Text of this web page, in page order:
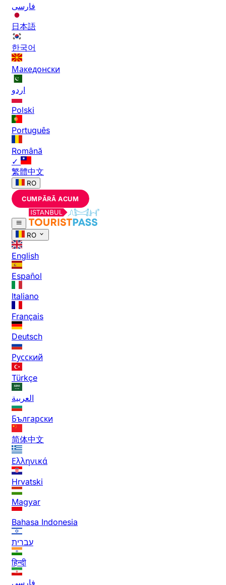
فارسی
日本語
한국어
Македонски
اردو
Polski
Português
Română
✓
繁體中文
RO
CUMPĂRĂ ACUM
RO
English
Español
Italiano
Français
Deutsch
Русский
Türkçe
العربية
Български
简体中文
Ελληνικά
Hrvatski
Magyar
Bahasa Indonesia
עברית
हिन्दी
فارسی